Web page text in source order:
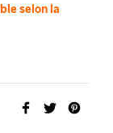
selon la